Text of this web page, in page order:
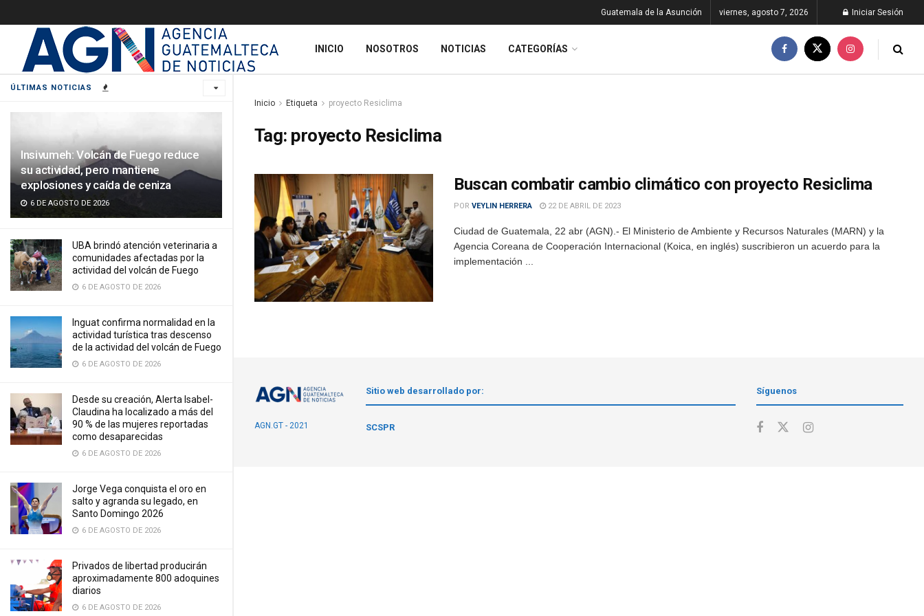
ÚLTIMAS NOTICIAS
Insivumeh: Volcán de Fuego reduce
su actividad, pero mantiene
explosiones y caída de ceniza
6 DE AGOSTO DE 2026
UBA brindó atención veterinaria a
comunidades afectadas por la
actividad del volcán de Fuego
6 DE AGOSTO DE 2026
Inguat confirma normalidad en la
actividad turística tras descenso
de la actividad del volcán de Fuego
6 DE AGOSTO DE 2026
Desde su creación, Alerta Isabel-
Claudina ha localizado a más del
90 % de las mujeres reportadas
como desaparecidas
6 DE AGOSTO DE 2026
Jorge Vega conquista el oro en
salto y agranda su legado, en
Santo Domingo 2026
6 DE AGOSTO DE 2026
Privados de libertad producirán
aproximadamente 800 adoquines
diarios
6 DE AGOSTO DE 2026
Guatemala de la Asunción viernes, agosto 7, 2026 Iniciar Sesión
INICIO NOSOTROS NOTICIAS CATEGORÍAS
Inicio Etiqueta proyecto Resiclima
Tag: proyecto Resiclima
Buscan combatir cambio climático con proyecto Resiclima
POR VEYLIN HERRERA 22 DE ABRIL DE 2023
Ciudad de Guatemala, 22 abr (AGN).- El Ministerio de Ambiente y Recursos Naturales (MARN) y la
Agencia Coreana de Cooperación Internacional (Koica, en inglés) suscribieron un acuerdo para la
implementación ...
AGN.GT - 2021
Sitio web desarrollado por:
SCSPR
Síguenos